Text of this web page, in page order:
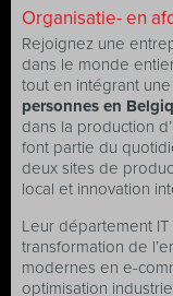
Organisatie- en
Rejoignez une
dans le monde
tout en intégrant une
personnes en
dans la production
font partie du
deux sites de
local et innovation
Leur département
transformation de
modernes en e-
optimisation